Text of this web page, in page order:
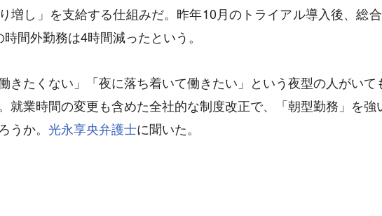
増し」を支給する仕組みだ。昨年10月のトライアル導入後、総
間外勤務は4時間減ったという。
きたくない」「夜に落ち着いて働きたい」という夜型の人がいて
就業時間の変更も含めた全社的な制度改正で、「朝型勤務」を強
うか。 光永享央弁護士に聞いた。